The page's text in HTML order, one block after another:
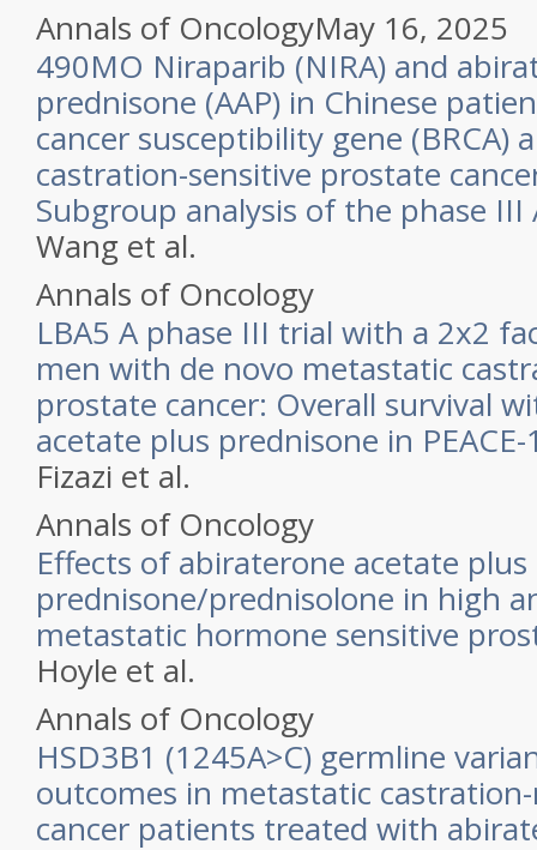
Annals of OncologyMay 16, 2025
490MO Niraparib (NIRA) and
prednisone (AAP) in Chinese
cancer susceptibility gene (BRCA)
castration-sensitive prostate
Subgroup analysis of the phase III
Wang et al.
Annals of Oncology
LBA5 A phase III trial with a 2x2
men with de novo metastatic
prostate cancer: Overall survival
acetate plus prednisone in PEACE-
Fizazi et al.
Annals of Oncology
Effects of abiraterone acetate plus
prednisone/prednisolone in high
metastatic hormone sensitive
Hoyle et al.
Annals of Oncology
HSD3B1 (1245A>C) germline
outcomes in metastatic
cancer patients treated with